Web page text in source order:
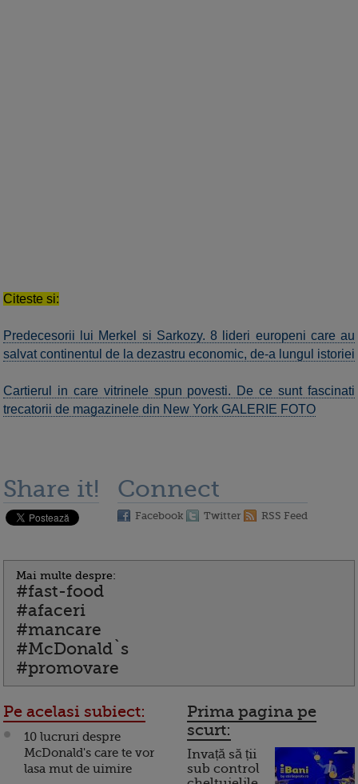
Citeste si:
Predecesorii lui Merkel si Sarkozy. 8 lideri europeni care au
salvat continentul de la dezastru economic, de-a lungul istoriei
Cartierul in care vitrinele spun povesti. De ce sunt fascinati
trecatorii de magazinele din New York GALERIE FOTO
Share it! Connect
Facebook Twitter RSS Feed
Mai multe despre:
#fast-food
#afaceri
#mancare
#McDonald`s
#promovare
Pe acelasi subiect:
10 lucruri despre
McDonald's care te vor
lasa mut de uimire
Prima pagina pe
scurt:
Invață să ții
sub control